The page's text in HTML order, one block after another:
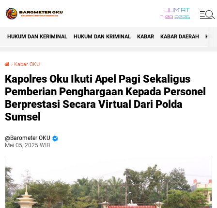
JUM'AT
7 08 2026
HUKUM DAN KERIMINAL HUKUM DAN KRIMINAL KABAR KABAR DAERAH
› Kabar OKU
Kapolres Oku Ikuti Apel Pagi Sekaligus
Pemberian Penghargaan Kepada Personel
Berprestasi Secara Virtual Dari Polda
Sumsel
Barometer OKU
Mei 05, 2025 WIB